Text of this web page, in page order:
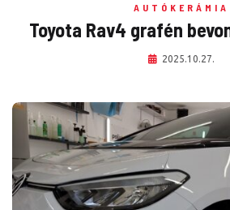
AUTÓKERÁMIA
Toyota Rav4 grafén
2025.10.27.